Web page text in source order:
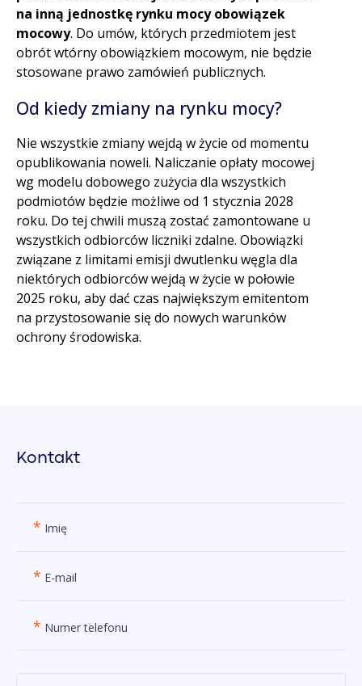
na inną jednostkę rynku mocy obowiązek
mocowy. Do umów, których przedmiotem jest
obrót wtórny obowiązkiem mocowym, nie będzie
stosowane prawo zamówień publicznych.
Od kiedy zmiany na rynku mocy?
Nie wszystkie zmiany wejdą w życie od momentu
opublikowania noweli. Naliczanie opłaty mocowej
wg modelu dobowego zużycia dla wszystkich
podmiotów będzie możliwe od 1 stycznia 2028
roku. Do tej chwili muszą zostać zamontowane u
wszystkich odbiorców liczniki zdalne. Obowiązki
związane z limitami emisji dwutlenku węgla dla
niektórych odbiorców wejdą w życie w połowie
2025 roku, aby dać czas największym emitentom
na przystosowanie się do nowych warunków
ochrony środowiska.
Kontakt
* Imię
* E-mail
* Numer telefonu